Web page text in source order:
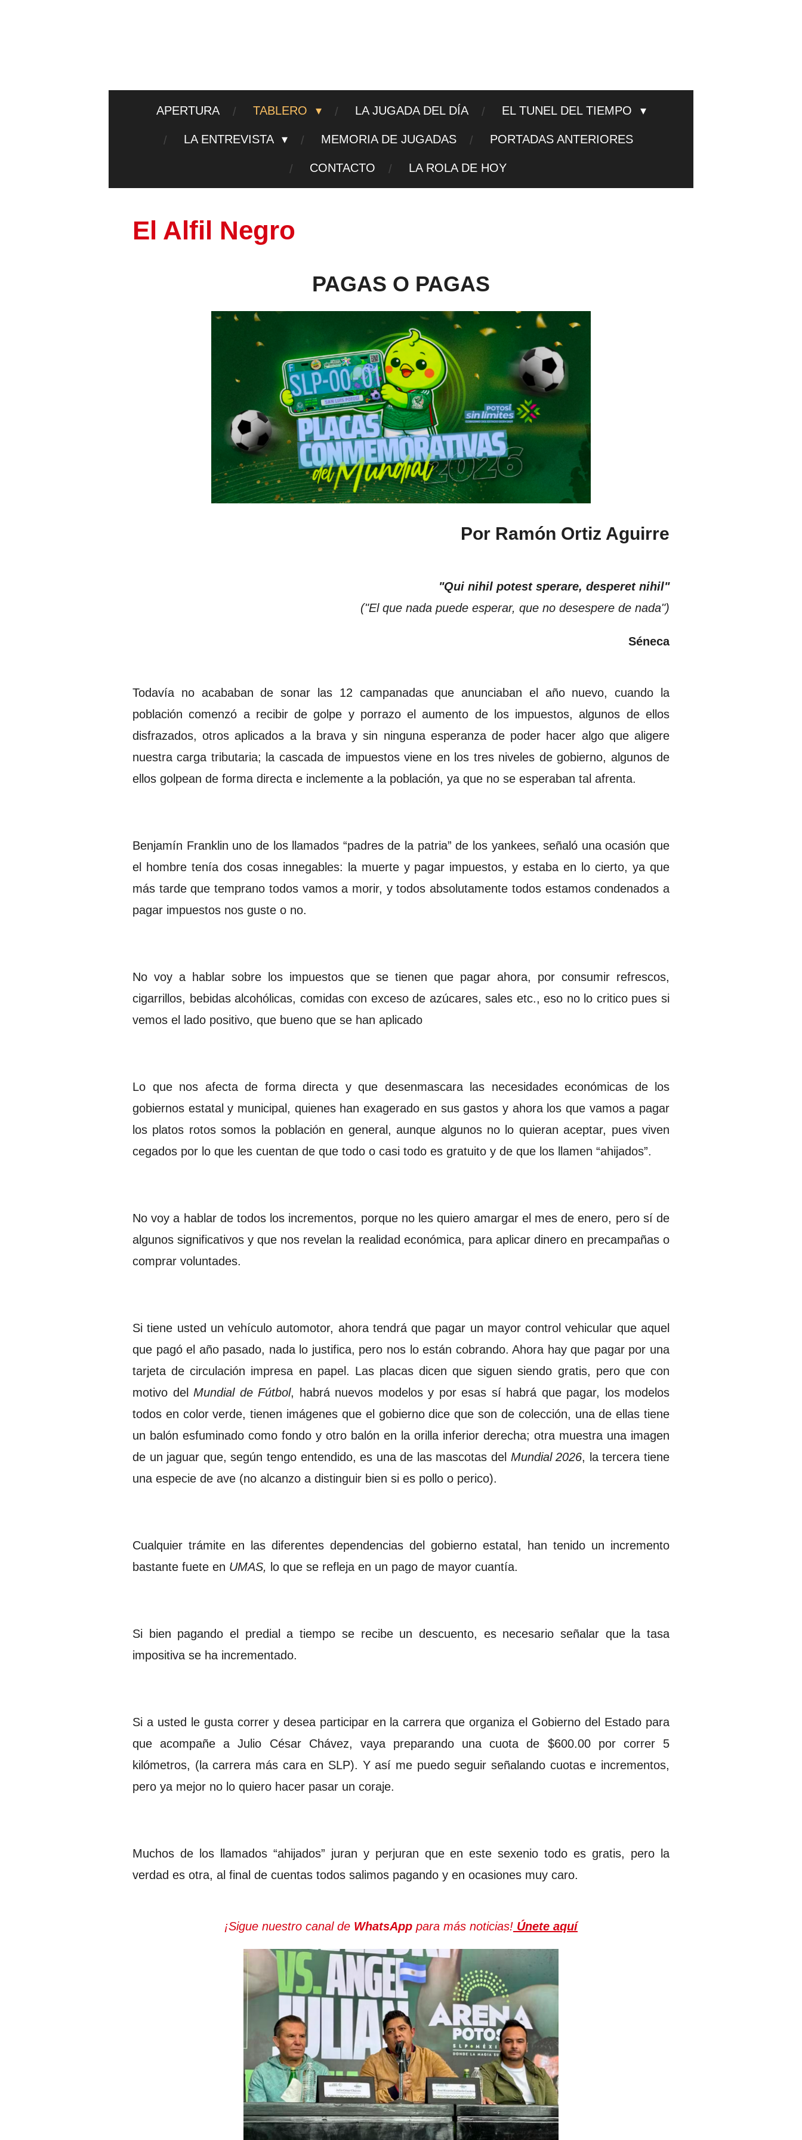
APERTURA TABLERO LA JUGADA DEL DÍA EL TUNEL DEL TIEMPO
LA ENTREVISTA MEMORIA DE JUGADAS PORTADAS ANTERIORES
CONTACTO LA ROLA DE HOY
El Alfil Negro
PAGAS O PAGAS
Por Ramón Ortiz Aguirre
"Qui nihil potest sperare, desperet nihil"
("El que nada puede esperar, que no desespere de nada")
Séneca
Todavía no acababan de sonar las 12 campanadas que anunciaban el año nuevo, cuando la
población comenzó a recibir de golpe y porrazo el aumento de los impuestos, algunos de ellos
disfrazados, otros aplicados a la brava y sin ninguna esperanza de poder hacer algo que aligere
nuestra carga tributaria; la cascada de impuestos viene en los tres niveles de gobierno, algunos de
ellos golpean de forma directa e inclemente a la población, ya que no se esperaban tal afrenta.
Benjamín Franklin uno de los llamados “padres de la patria” de los yankees, señaló una ocasión que
el hombre tenía dos cosas innegables: la muerte y pagar impuestos, y estaba en lo cierto, ya que
más tarde que temprano todos vamos a morir, y todos absolutamente todos estamos condenados a
pagar impuestos nos guste o no.
No voy a hablar sobre los impuestos que se tienen que pagar ahora, por consumir refrescos,
cigarrillos, bebidas alcohólicas, comidas con exceso de azúcares, sales etc., eso no lo critico pues si
vemos el lado positivo, que bueno que se han aplicado
Lo que nos afecta de forma directa y que desenmascara las necesidades económicas de los
gobiernos estatal y municipal, quienes han exagerado en sus gastos y ahora los que vamos a pagar
los platos rotos somos la población en general, aunque algunos no lo quieran aceptar, pues viven
cegados por lo que les cuentan de que todo o casi todo es gratuito y de que los llamen “ahijados”.
No voy a hablar de todos los incrementos, porque no les quiero amargar el mes de enero, pero sí de
algunos significativos y que nos revelan la realidad económica, para aplicar dinero en precampañas o
comprar voluntades.
Si tiene usted un vehículo automotor, ahora tendrá que pagar un mayor control vehicular que aquel
que pagó el año pasado, nada lo justifica, pero nos lo están cobrando. Ahora hay que pagar por una
tarjeta de circulación impresa en papel. Las placas dicen que siguen siendo gratis, pero que con
motivo del Mundial de Fútbol, habrá nuevos modelos y por esas sí habrá que pagar, los modelos
todos en color verde, tienen imágenes que el gobierno dice que son de colección, una de ellas tiene
un balón esfuminado como fondo y otro balón en la orilla inferior derecha; otra muestra una imagen
de un jaguar que, según tengo entendido, es una de las mascotas del Mundial 2026, la tercera tiene
una especie de ave (no alcanzo a distinguir bien si es pollo o perico).
Cualquier trámite en las diferentes dependencias del gobierno estatal, han tenido un incremento
bastante fuete en UMAS, lo que se refleja en un pago de mayor cuantía.
Si bien pagando el predial a tiempo se recibe un descuento, es necesario señalar que la tasa
impositiva se ha incrementado.
Si a usted le gusta correr y desea participar en la carrera que organiza el Gobierno del Estado para
que acompañe a Julio César Chávez, vaya preparando una cuota de $600.00 por correr 5
kilómetros, (la carrera más cara en SLP). Y así me puedo seguir señalando cuotas e incrementos,
pero ya mejor no lo quiero hacer pasar un coraje.
Muchos de los llamados “ahijados” juran y perjuran que en este sexenio todo es gratis, pero la
verdad es otra, al final de cuentas todos salimos pagando y en ocasiones muy caro.
¡Sigue nuestro canal de WhatsApp para más noticias! Únete aquí